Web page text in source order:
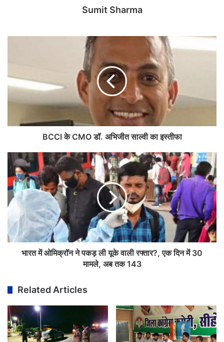
Sumit Sharma
BCCI के CMO डॉ. अभिजीत साल्वी का इस्तीफा
भारत में ओमिक्रॉन ने पकड़ ली यूके वाली रफ्तार?, एक दिन में 30
मामले, अब तक 143
Related Articles